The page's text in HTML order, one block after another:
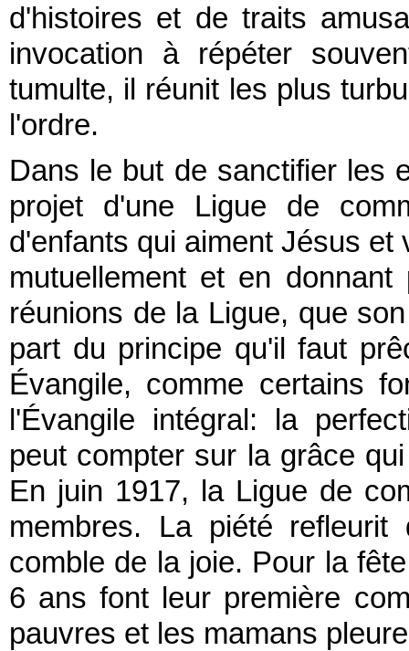
d'histoires et de traits
invocation à répéter
tumulte, il réunit les plus
l'ordre.
Dans le but de sanctifier les
projet d'une Ligue de
d'enfants qui aiment Jésus
mutuellement et en
réunions de la Ligue, que
part du principe qu'il faut
Évangile, comme certains
l'Évangile intégral: la
peut compter sur la grâce
En juin 1917, la Ligue de
membres. La piété
comble de la joie. Pour la
6 ans font leur première
pauvres et les mamans